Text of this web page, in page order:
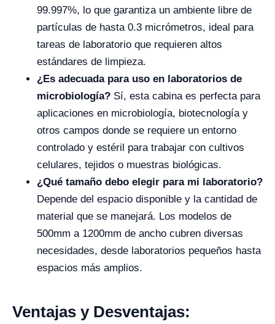
99.997%, lo que garantiza un ambiente libre de
partículas de hasta 0.3 micrómetros, ideal para
tareas de laboratorio que requieren altos
estándares de limpieza.
¿Es adecuada para uso en laboratorios de
microbiología? Sí, esta cabina es perfecta para
aplicaciones en microbiología, biotecnología y
otros campos donde se requiere un entorno
controlado y estéril para trabajar con cultivos
celulares, tejidos o muestras biológicas.
¿Qué tamaño debo elegir para mi laboratorio?
Depende del espacio disponible y la cantidad de
material que se manejará. Los modelos de
500mm a 1200mm de ancho cubren diversas
necesidades, desde laboratorios pequeños hasta
espacios más amplios.
Ventajas y Desventajas: